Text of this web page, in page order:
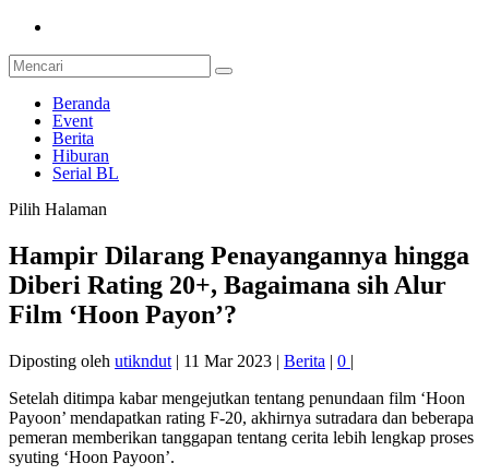
Beranda
Event
Berita
Hiburan
Serial BL
Pilih Halaman
Hampir Dilarang Penayangannya hingga
Diberi Rating 20+, Bagaimana sih Alur
Film ‘Hoon Payon’?
Diposting oleh utikndut | 11 Mar 2023 | Berita | 0 |
Setelah ditimpa kabar mengejutkan tentang penundaan film ‘Hoon
Payoon’ mendapatkan rating F-20, akhirnya sutradara dan beberapa
pemeran memberikan tanggapan tentang cerita lebih lengkap proses
syuting ‘Hoon Payoon’.